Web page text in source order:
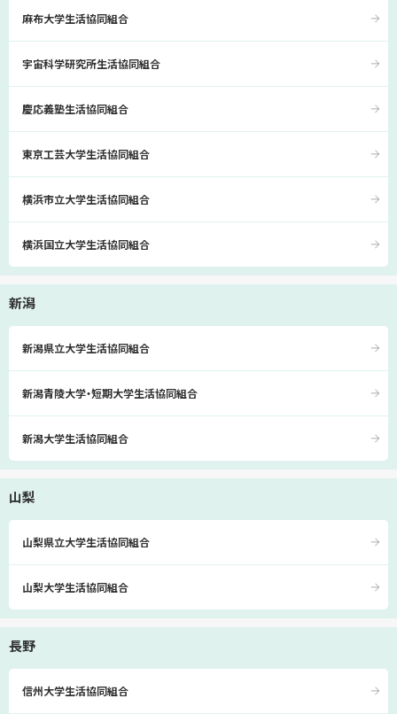
麻布大学生活協同組合
宇宙科学研究所生活協同組合
慶応義塾生活協同組合
東京工芸大学生活協同組合
横浜市立大学生活協同組合
横浜国立大学生活協同組合
新潟
新潟県立大学生活協同組合
新潟青陵大学・短期大学生活協同組合
新潟大学生活協同組合
山梨
山梨県立大学生活協同組合
山梨大学生活協同組合
長野
信州大学生活協同組合